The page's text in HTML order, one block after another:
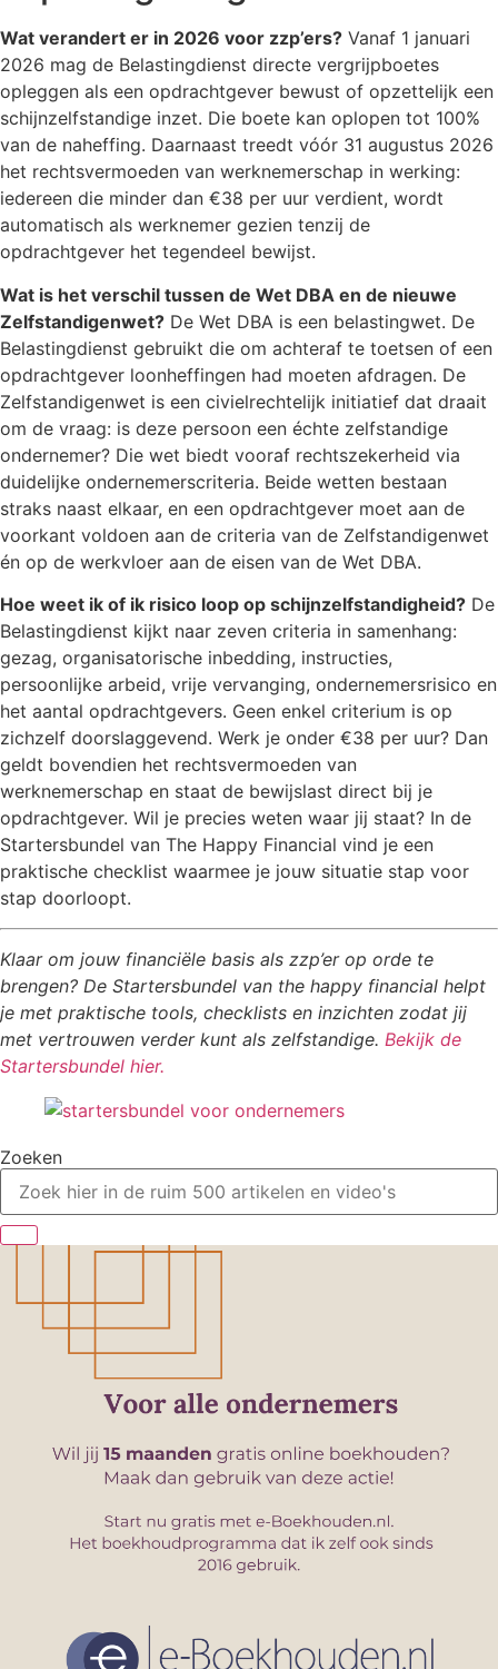
Wat verandert er in 2026 voor zzp’ers? Vanaf 1 januari
2026 mag de Belastingdienst directe vergrijpboetes
opleggen als een opdrachtgever bewust of opzettelijk een
schijnzelfstandige inzet. Die boete kan oplopen tot 100%
van de naheffing. Daarnaast treedt vóór 31 augustus 2026
het rechtsvermoeden van werknemerschap in werking:
iedereen die minder dan €38 per uur verdient, wordt
automatisch als werknemer gezien tenzij de
opdrachtgever het tegendeel bewijst.
Wat is het verschil tussen de Wet DBA en de nieuwe
Zelfstandigenwet? De Wet DBA is een belastingwet. De
Belastingdienst gebruikt die om achteraf te toetsen of een
opdrachtgever loonheffingen had moeten afdragen. De
Zelfstandigenwet is een civielrechtelijk initiatief dat draait
om de vraag: is deze persoon een échte zelfstandige
ondernemer? Die wet biedt vooraf rechtszekerheid via
duidelijke ondernemerscriteria. Beide wetten bestaan
straks naast elkaar, en een opdrachtgever moet aan de
voorkant voldoen aan de criteria van de Zelfstandigenwet
én op de werkvloer aan de eisen van de Wet DBA.
Hoe weet ik of ik risico loop op schijnzelfstandigheid? De
Belastingdienst kijkt naar zeven criteria in samenhang:
gezag, organisatorische inbedding, instructies,
persoonlijke arbeid, vrije vervanging, ondernemersrisico en
het aantal opdrachtgevers. Geen enkel criterium is op
zichzelf doorslaggevend. Werk je onder €38 per uur? Dan
geldt bovendien het rechtsvermoeden van
werknemerschap en staat de bewijslast direct bij je
opdrachtgever. Wil je precies weten waar jij staat? In de
Startersbundel van The Happy Financial vind je een
praktische checklist waarmee je jouw situatie stap voor
stap doorloopt.
Klaar om jouw financiële basis als zzp’er op orde te
brengen? De Startersbundel van the happy financial helpt
je met praktische tools, checklists en inzichten zodat jij
met vertrouwen verder kunt als zelfstandige. Bekijk de
Startersbundel hier.
Zoeken